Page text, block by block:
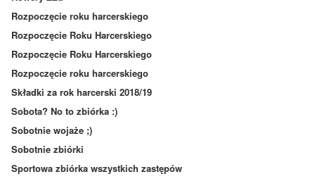
Rozpoczęcie roku harcerskiego
Rozpoczęcie Roku Harcerskiego
Rozpoczęcie Roku Harcerskiego
Rozpoczęcie roku harcerskiego
Składki za rok harcerski 2018/19
Sobota? No to zbiórka :)
Sobotnie wojaże ;)
Sobotnie zbiórki
Sportowa zbiórka wszystkich zastępów